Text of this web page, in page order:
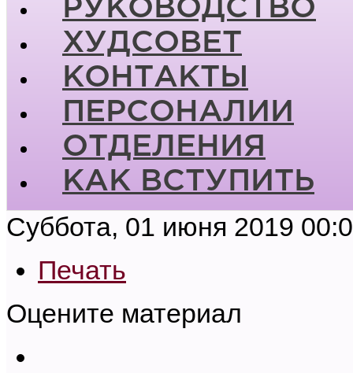
РУКОВОДСТВО
ХУДСОВЕТ
КОНТАКТЫ
ПЕРСОНАЛИИ
ОТДЕЛЕНИЯ
КАК ВСТУПИТЬ
Суббота, 01 июня 2019
Печать
Оцените материал